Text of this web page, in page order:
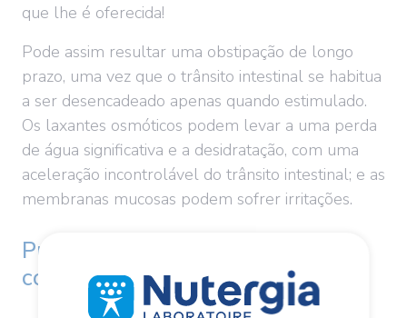
que lhe é oferecida!
Pode assim resultar uma obstipação de longo
prazo, uma vez que o trânsito intestinal se habitua
a ser desencadeado apenas quando estimulado.
Os laxantes osmóticos podem levar a uma perda
de água significativa e a desidratação, com uma
aceleração incontrolável do trânsito intestinal; e as
membranas mucosas podem sofrer irritações.
Problemas de obstipação: o que
comer?